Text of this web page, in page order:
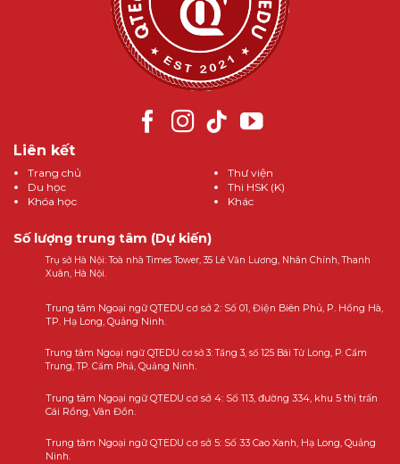
Liên kết
Trang chủ
Du học
Khóa học
Thư viện
Thi HSK (K)
Khác
Số lượng trung tâm (Dự kiến)
Trụ sở Hà Nội: Toà nhà Times Tower, 35 Lê Văn Lương, Nhân Chính, Thanh
Xuân, Hà Nội.
Trung tâm Ngoại ngữ QTEDU cơ sở 2: Số 01, Điện Biên Phủ, P. Hồng Hà,
TP. Hạ Long, Quảng Ninh.
Trung tâm Ngoại ngữ QTEDU cơ sở 3: Tầng 3, số 125 Bái Tử Long, P. Cẩm
Trung, TP. Cẩm Phả, Quảng Ninh.
Trung tâm Ngoại ngữ QTEDU cơ sở 4: Số 113, đường 334, khu 5 thị trấn
Cái Rồng, Vân Đồn.
Trung tâm Ngoại ngữ QTEDU cơ sở 5: Số 33 Cao Xanh, Hạ Long, Quảng
Ninh.